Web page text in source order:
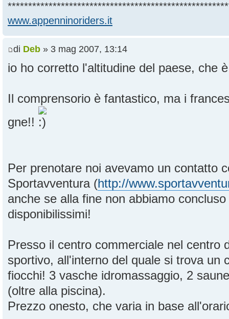
www.appenninoriders.it
di Deb » 3 mag 2007, 13:14
io ho corretto l'altitudine del paese, che
Il comprensorio è fantastico, ma i
gne!!
Per prenotare noi avevamo un contatto
Sportavventura (http://
anche se alla fine non abbiamo
disponibilissimi!
Presso il centro commerciale nel centro
sportivo, all'interno del quale si trova un
fiocchi! 3 vasche idromassaggio, 2
(oltre alla piscina).
Prezzo onesto, che varia in base